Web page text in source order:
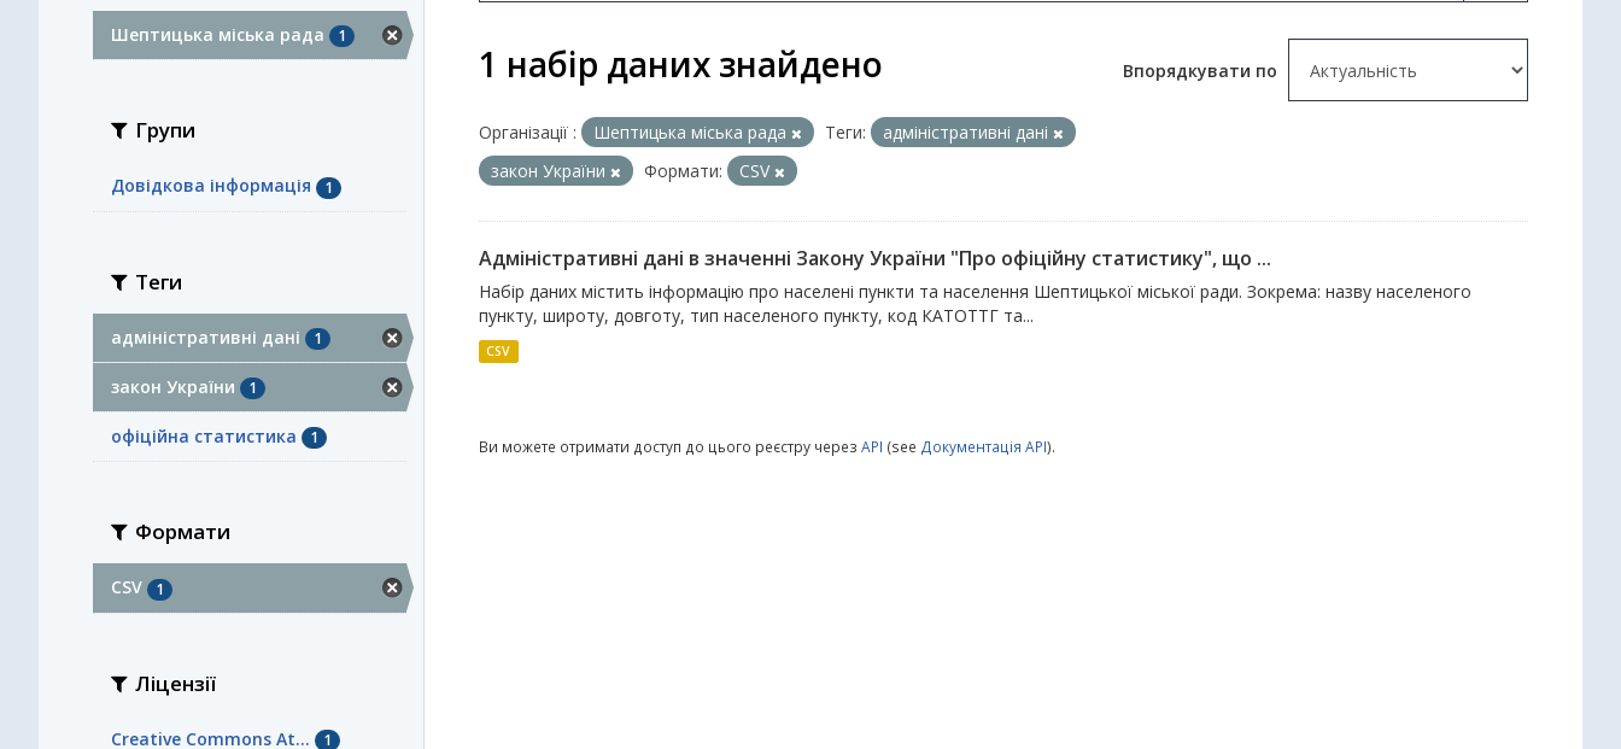
Шептицька міська рада 1
Групи
Довідкова інформація 1
Теги
адміністративні дані 1
закон України 1
офіційна статистика 1
Формати
CSV 1
Ліцензії
Creative Commons At... 1
Впорядкувати по
1 набір даних знайдено
Організації : Шептицька міська рада Теги:
адміністративні дані
закон України
Формати: CSV
Адміністративні дані в значенні Закону України "Про офіційну статистику", що ...
Набір даних містить інформацію про населені пункти та населення Шептицької міської ради. Зокрема: назву населеного
пункту, широту, довготу, тип населеного пункту, код КАТОТТГ та...
CSV
Ви можете отримати доступ до цього реєстру через API (see Документація API).